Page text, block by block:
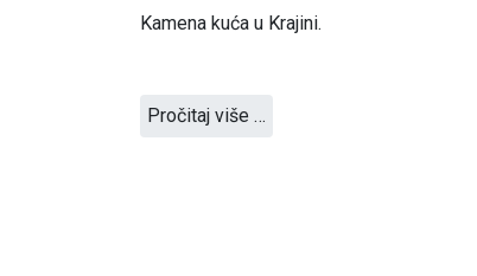
Kamena kuća u Krajini.
Pročitaj više …